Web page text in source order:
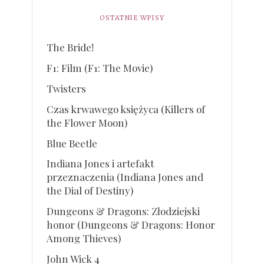
OSTATNIE WPISY
The Bride!
F1: Film (F1: The Movie)
Twisters
Czas krwawego księżyca (Killers of
the Flower Moon)
Blue Beetle
Indiana Jones i artefakt
przeznaczenia (Indiana Jones and
the Dial of Destiny)
Dungeons & Dragons: Złodziejski
honor (Dungeons & Dragons: Honor
Among Thieves)
John Wick 4